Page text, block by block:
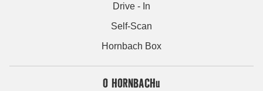
Drive - In
Self-Scan
Hornbach Box
O HORNBACHu